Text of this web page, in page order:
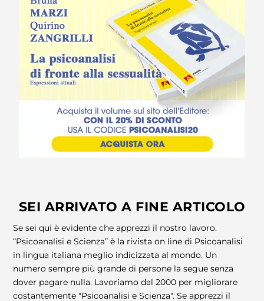
SEI ARRIVATO A FINE ARTICOLO
Se sei qui è evidente che apprezzi il nostro lavoro.
“Psicoanalisi e Scienza” è la rivista on line di Psicoanalisi
in lingua italiana meglio indicizzata al mondo. Un
numero sempre più grande di persone la segue senza
dover pagare nulla. Lavoriamo dal 2000 per migliorare
costantemente "Psicoanalisi e Scienza". Se apprezzi il